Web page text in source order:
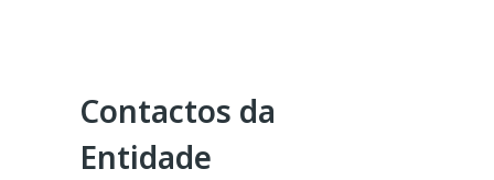
Contactos da
Entidade